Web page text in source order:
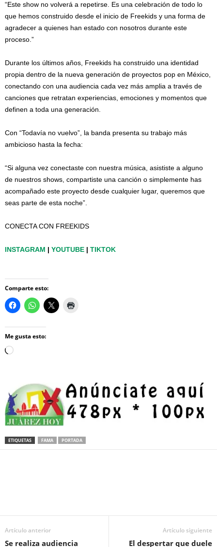
“Este show no volverá a repetirse. Es una celebración de todo lo
que hemos construido desde el inicio de Freekids y una forma de
agradecer a quienes han estado con nosotros durante este
proceso.”
Durante los últimos años, Freekids ha construido una identidad
propia dentro de la nueva generación de proyectos pop en México,
conectando con una audiencia cada vez más amplia a través de
canciones que retratan experiencias, emociones y momentos que
definen a toda una generación.
Con “Todavía no vuelvo”, la banda presenta su trabajo más
ambicioso hasta la fecha:
“Si alguna vez conectaste con nuestra música, asististe a alguno
de nuestros shows, compartiste una canción o simplemente has
acompañado este proyecto desde cualquier lugar, queremos que
seas parte de esta noche”.
CONECTA CON FREEKIDS
INSTAGRAM | YOUTUBE | TIKTOK
Comparte esto:
Me gusta esto:
Loading…
ETIQUETAS FAMA PORTADA
Artículo anterior
Se realiza audiencia
Artículo siguiente
El despertar que duele